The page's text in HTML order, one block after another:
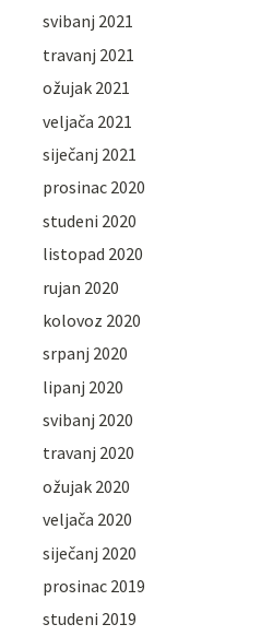
svibanj 2021
travanj 2021
ožujak 2021
veljača 2021
siječanj 2021
prosinac 2020
studeni 2020
listopad 2020
rujan 2020
kolovoz 2020
srpanj 2020
lipanj 2020
svibanj 2020
travanj 2020
ožujak 2020
veljača 2020
siječanj 2020
prosinac 2019
studeni 2019